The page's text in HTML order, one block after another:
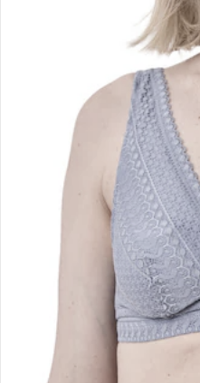
Retoure & Reklamation
Gutscheine & Aktionen
Kontakt & Service
Filialen & Beratung
Unternehmen